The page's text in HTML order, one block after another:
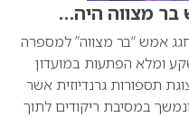
בר מצווה היה…
אמש “בר מצווה” למספרה
ומלא הפתעות במועדון
תספורות גרנדיוזית אשר
במסיבת ריקודים לתוך